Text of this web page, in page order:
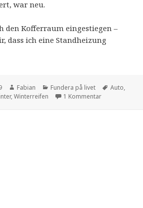
war neu.
den Kofferraum eingestiegen –
dass ich eine Standheizung
Autor
Fabian Kategorien
Fundera på livet Auto,
,Winterreifen 1 Kommentarzu